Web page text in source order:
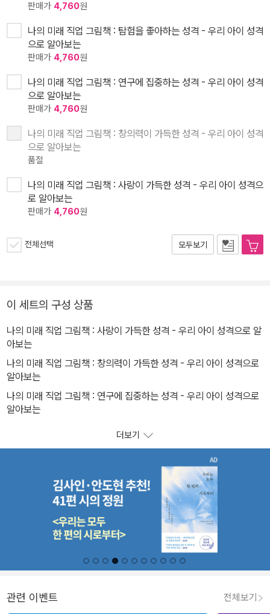
판매가 4,760원
나의 미래 직업 그림책 : 탐험을 좋아하는 성격 - 우리 아이 성격
으로 알아보는
판매가 4,760원
나의 미래 직업 그림책 : 연구에 집중하는 성격 - 우리 아이 성격
으로 알아보는
판매가 4,760원
나의 미래 직업 그림책 : 창의력이 가득한 성격 - 우리 아이 성격
으로 알아보는
품절
나의 미래 직업 그림책 : 사랑이 가득한 성격 - 우리 아이 성격으
로 알아보는
판매가 4,760원
전체선택 모두보기
이 세트의 구성 상품
나의 미래 직업 그림책 : 사랑이 가득한 성격 - 우리 아이 성격으로 알
아보는
나의 미래 직업 그림책 : 창의력이 가득한 성격 - 우리 아이 성격으로
알아보는
나의 미래 직업 그림책 : 연구에 집중하는 성격 - 우리 아이 성격으로
알아보는
더보기
관련 이벤트 전체보기